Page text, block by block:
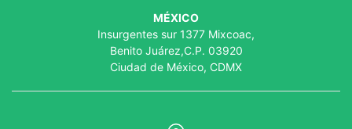
MÉXICO
Insurgentes sur 1377 Mixcoac,
Benito Juárez,C.P. 03920
Ciudad de México, CDMX